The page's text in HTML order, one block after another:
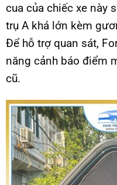
cua của chiếc xe này
trụ A khá lớn kèm
Để hỗ trợ quan sát,
năng cảnh báo điểm
cũ.